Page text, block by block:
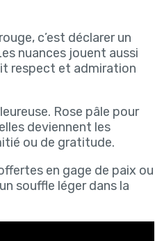
c’est déclarer un
nuances jouent aussi
respect et admiration
Rose pâle pour
deviennent les
ou de gratitude.
en gage de paix ou
souffle léger dans la